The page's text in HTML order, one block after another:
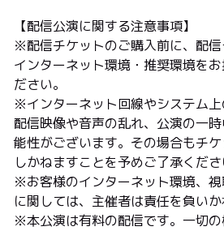
【配信公演に関する注意事項】
※配信チケットのご購入前に、配
インターネット環境・推奨環境を
ださい。
※インターネット回線やシステム上
配信映像や音声の乱れ、公演の一
能性がございます。その場合もチ
しかねますことを予めご了承くださ
※お客様のインターネット環境、
に関しては、主催者は責任を負いか
※本公演は有料の配信です。一切